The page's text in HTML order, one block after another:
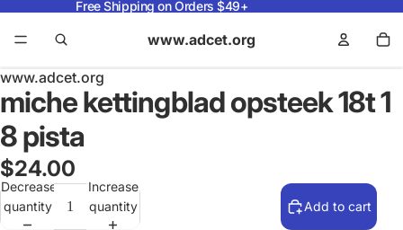
Free Shipping on Orders $49+
www.adcet.org
www.adcet.org
miche kettingblad opsteek 18t 1
8 pista
$24.00
Decrease
quantity
Increase
quantity
Add to cart